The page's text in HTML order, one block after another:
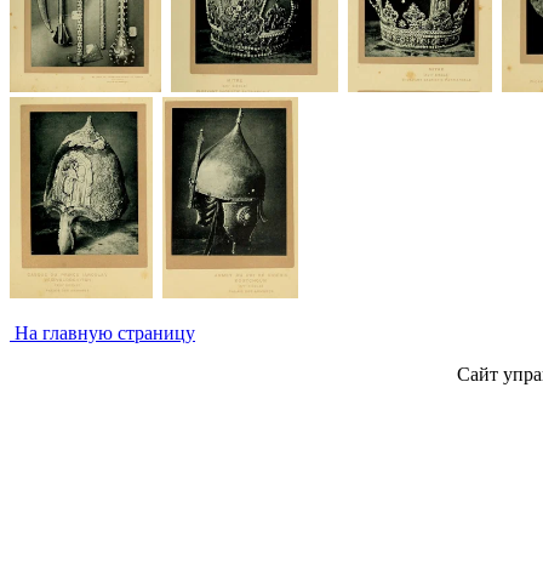
На главную страницу
Сайт